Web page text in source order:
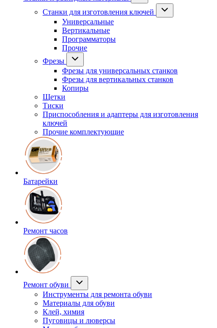
Станки для изготовления ключей
Универсальные
Вертикальные
Программаторы
Прочие
Фрезы
Фрезы для универсальных станков
Фрезы для вертикальных станков
Копиры
Щетки
Тиски
Приспособления и адаптеры для изготовления
ключей
Прочие комплектующие
Батарейки
Ремонт часов
Ремонт обуви
Инструменты для ремонта обуви
Материалы для обуви
Клей, химия
Пуговицы и люверсы